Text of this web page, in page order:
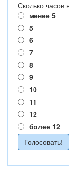
Сколько часов
менее 5
5
6
7
8
9
10
11
12
более 12